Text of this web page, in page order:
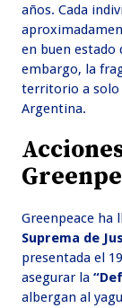
años. Cada
en buen estado
embargo, la
territorio a
Argentina.
Greenpeace ha
Suprema de
presentada el
asegurar la
albergan al